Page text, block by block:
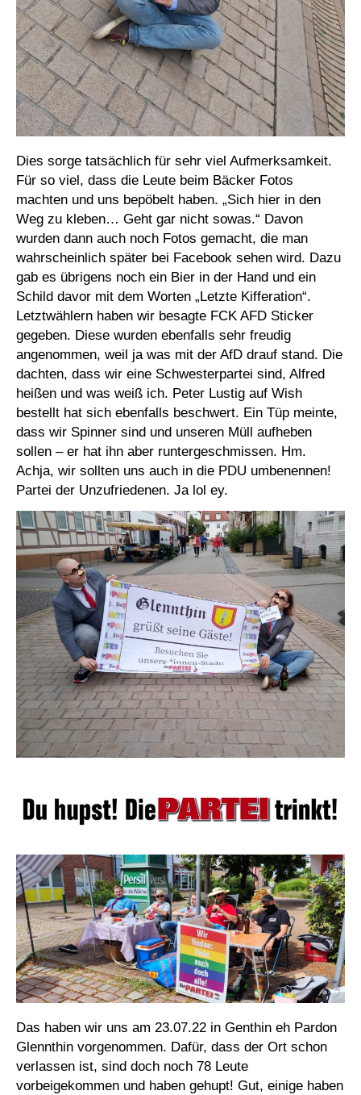
Dies sorge tatsächlich für sehr viel Aufmerksamkeit.
Für so viel, dass die Leute beim Bäcker Fotos
machten und uns bepöbelt haben. „Sich hier in den
Weg zu kleben… Geht gar nicht sowas.“ Davon
wurden dann auch noch Fotos gemacht, die man
wahrscheinlich später bei Facebook sehen wird. Dazu
gab es übrigens noch ein Bier in der Hand und ein
Schild davor mit dem Worten „Letzte Kifferation“.
Letztwählern haben wir besagte FCK AFD Sticker
gegeben. Diese wurden ebenfalls sehr freudig
angenommen, weil ja was mit der AfD drauf stand. Die
dachten, dass wir eine Schwesterpartei sind, Alfred
heißen und was weiß ich. Peter Lustig auf Wish
bestellt hat sich ebenfalls beschwert. Ein Tüp meinte,
dass wir Spinner sind und unseren Müll aufheben
sollen – er hat ihn aber runtergeschmissen. Hm.
Achja, wir sollten uns auch in die PDU umbenennen!
Partei der Unzufriedenen. Ja lol ey.
Das haben wir uns am 23.07.22 in Genthin eh Pardon
Glennthin vorgenommen. Dafür, dass der Ort schon
verlassen ist, sind doch noch 78 Leute
vorbeigekommen und haben gehupt! Gut, einige haben